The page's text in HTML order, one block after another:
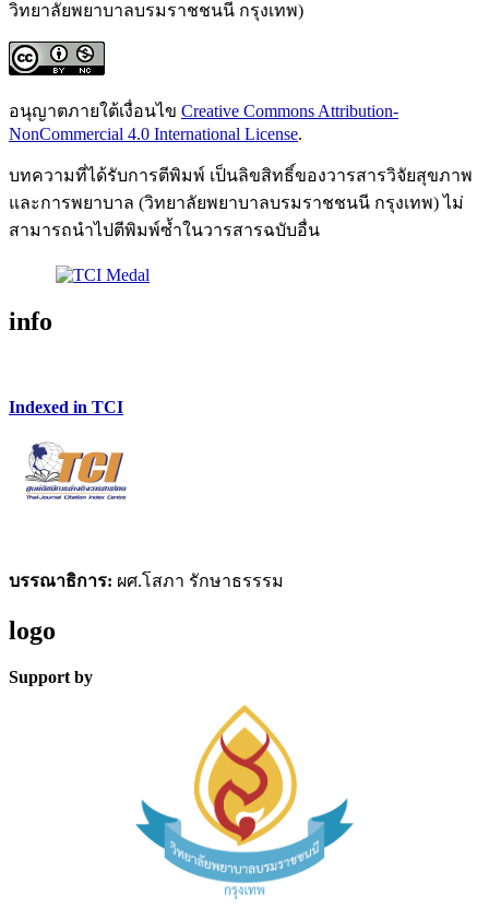
วิทยาลัยพยาบาลบรมราชชนนี กรุงเทพ)
อนุญาตภายใต้เงื่อนไข Creative Commons Attribution-
NonCommercial 4.0 International License.
บทความที่ได้รับการตีพิมพ์ เป็นลิขสิทธิ์ของวารสารวิจัยสุขภาพ
และการพยาบาล (วิทยาลัยพยาบาลบรมราชชนนี กรุงเทพ) ไม่
สามารถนำไปตีพิมพ์ซ้ำในวารสารฉบับอื่น
info
Indexed in TCI
บรรณาธิการ: ผศ.โสภา รักษาธรรรม
logo
Support by